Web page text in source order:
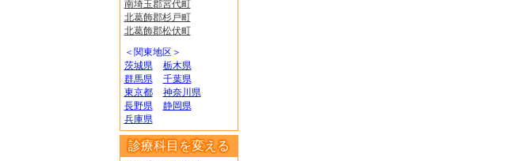
南埼玉郡宮代町
北葛飾郡杉戸町
北葛飾郡松伏町
＜関東地区＞
茨城県
栃木県
群馬県
千葉県
東京都
神奈川県
長野県
静岡県
兵庫県
診療科目を変える